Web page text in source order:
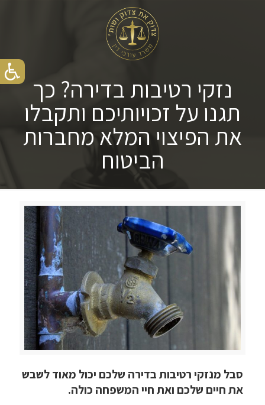
נזקי רטיבות בדירה? כך
תגנו על זכויותיכם ותקבלו
את הפיצוי המלא מחברות
הביטוח
סבל מנזקי רטיבות בדירה שלכם יכול מאוד לשבש
את חיים שלכם ואת חיי המשפחה כולה.